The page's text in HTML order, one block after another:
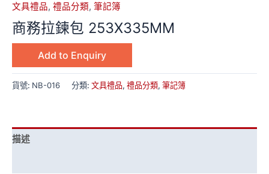
文具禮品, 禮品分類, 筆記簿
商務拉鍊包 253X335MM
Add to Enquiry
貨號: NB-016 分類: 文具禮品, 禮品分類, 筆記簿
描述